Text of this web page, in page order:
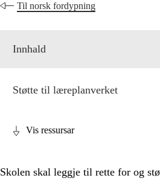
Til norsk fordypning
Innhald
Støtte til læreplanverket
Vis ressursar
Skolen skal leggje til rette for og